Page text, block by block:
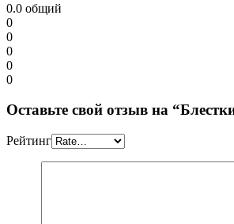
0.0 общий
0
0
0
0
0
Оставьте свой отзыв на
Рейтинг